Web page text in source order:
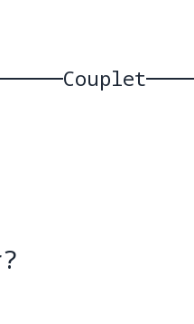
Couplet